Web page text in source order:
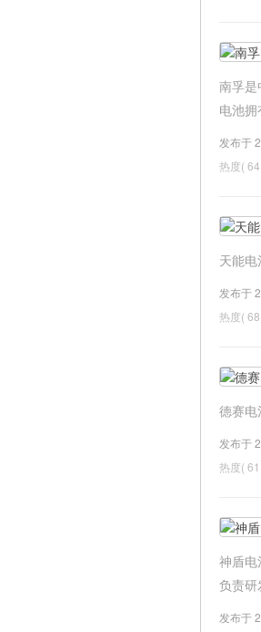
南孚
电池
发布于
热度(
天能
发布于
热度(
德赛
发布于
热度(
神盾电
负责研
发布于